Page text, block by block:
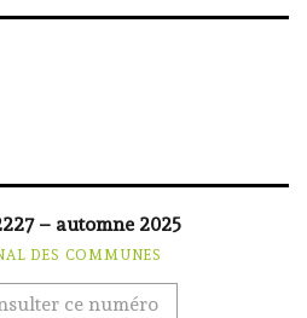
– automne 2025
DES COMMUNES
ce numéro